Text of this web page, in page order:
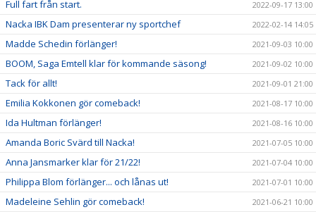
Full fart från start. 2022-09-17 13:00
Nacka IBK Dam presenterar ny sportchef 2022-02-14 14:05
Madde Schedin förlänger! 2021-09-03 10:00
BOOM, Saga Emtell klar för kommande säsong! 2021-09-02 10:00
Tack för allt! 2021-09-01 21:00
Emilia Kokkonen gör comeback! 2021-08-17 10:00
Ida Hultman förlänger! 2021-08-16 10:00
Amanda Boric Svärd till Nacka! 2021-07-05 10:00
Anna Jansmarker klar för 21/22! 2021-07-04 10:00
Philippa Blom förlänger... och lånas ut! 2021-07-01 10:00
Madeleine Sehlin gör comeback! 2021-06-21 10:00